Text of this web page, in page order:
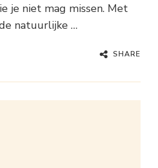
je niet mag missen. Met
natuurlijke …
SHARE